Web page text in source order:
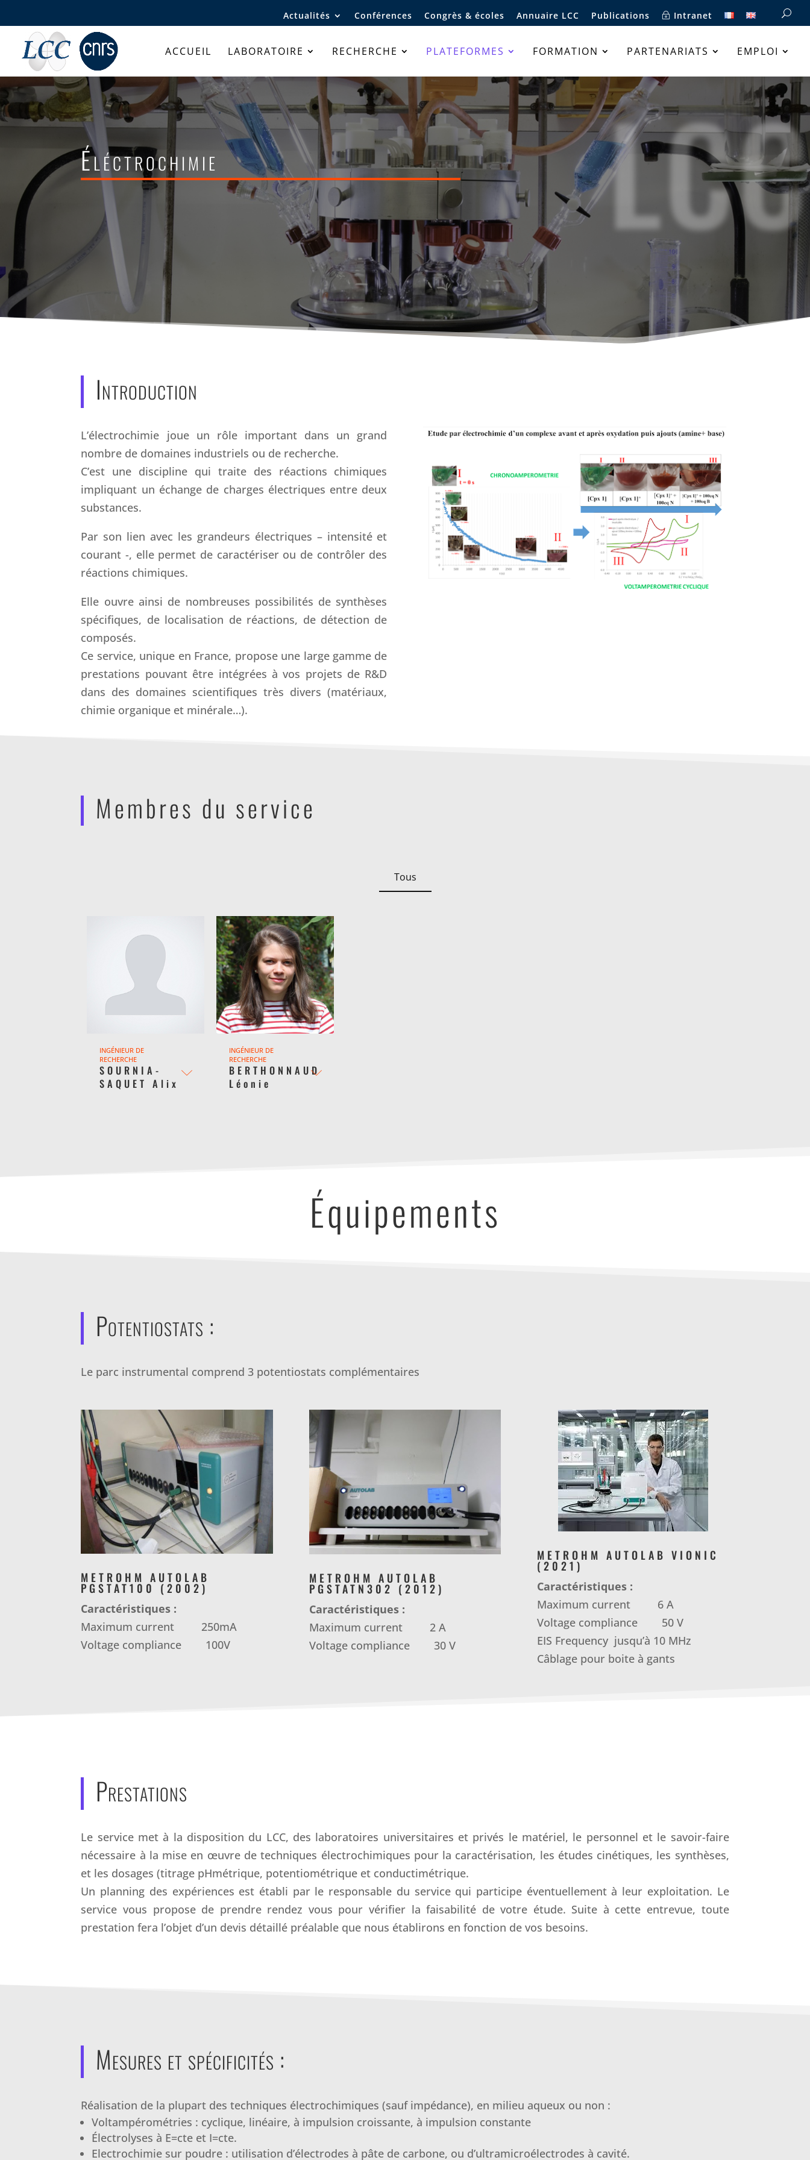
Actualités Conférences Congrès & écoles Annuaire LCC Publications Intranet
ACCUEIL LABORATOIRE RECHERCHE PLATEFORMES FORMATION PARTENARIATS EMPLOI
Éléctrochimie LCC
Introduction
L’électrochimie joue un rôle important dans un grand
nombre de domaines industriels ou de recherche.
C’est une discipline qui traite des réactions chimiques
impliquant un échange de charges électriques entre deux
substances.
Par son lien avec les grandeurs électriques – intensité et
courant -, elle permet de caractériser ou de contrôler des
réactions chimiques.
Elle ouvre ainsi de nombreuses possibilités de synthèses
spécifiques, de localisation de réactions, de détection de
composés.
Ce service, unique en France, propose une large gamme de
prestations pouvant être intégrées à vos projets de R&D
dans des domaines scientifiques très divers (matériaux,
chimie organique et minérale…).
Membres du service
Tous
INGÉNIEUR DE
RECHERCHE
SOURNIA-
SAQUET Alix
INGÉNIEUR DE
RECHERCHE
BERTHONNAUD
Léonie
Équipements
Potentiostats :
Le parc instrumental comprend 3 potentiostats complémentaires
METROHM AUTOLAB
PGSTAT100 (2002)
Caractéristiques :
Maximum current 250mA
Voltage compliance 100V
METROHM AUTOLAB
PGSTATN302 (2012)
Caractéristiques :
Maximum current 2 A
Voltage compliance 30 V
METROHM AUTOLAB VIONIC
(2021)
Caractéristiques :
Maximum current 6 A
Voltage compliance 50 V
EIS Frequency jusqu’à 10 MHz
Câblage pour boite à gants
Prestations
Le service met à la disposition du LCC, des laboratoires universitaires et privés le matériel, le personnel et le savoir-faire
nécessaire à la mise en œuvre de techniques électrochimiques pour la caractérisation, les études cinétiques, les synthèses,
et les dosages (titrage pHmétrique, potentiométrique et conductimétrique.
Un planning des expériences est établi par le responsable du service qui participe éventuellement à leur exploitation. Le
service vous propose de prendre rendez vous pour vérifier la faisabilité de votre étude. Suite à cette entrevue, toute
prestation fera l’objet d’un devis détaillé préalable que nous établirons en fonction de vos besoins.
Mesures et spécificités :
Réalisation de la plupart des techniques électrochimiques (sauf impédance), en milieu aqueux ou non :
Voltampérométries : cyclique, linéaire, à impulsion croissante, à impulsion constante
Électrolyses à E=cte et I=cte.
Electrochimie sur poudre : utilisation d’électrodes à pâte de carbone, ou d’ultramicroélectrodes à cavité.